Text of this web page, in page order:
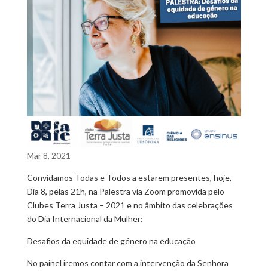
Mar 8, 2021
Convidamos Todas e Todos a estarem presentes, hoje,
Dia 8, pelas 21h, na Palestra via Zoom promovida pelo
Clubes Terra Justa – 2021 e no âmbito das celebrações
do Dia Internacional da Mulher:
Desafios da equidade de género na educação
No painel iremos contar com a intervenção da Senhora